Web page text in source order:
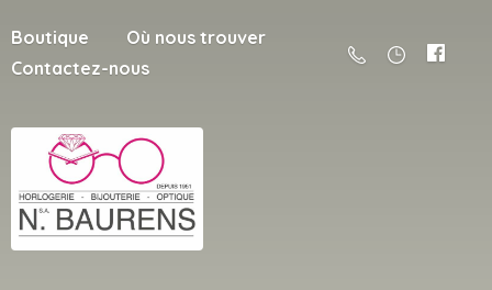
Boutique
Où nous trouver
Contactez-nous